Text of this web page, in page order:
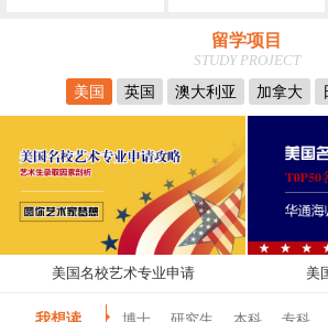
留学项目
STUDY PROJECT
美国
英国 澳大利亚 加拿大
美国名校艺术专业申请 美